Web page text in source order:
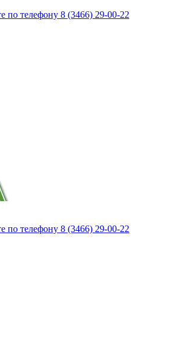
по телефону 8 (3466) 29-00-22
по телефону 8 (3466) 29-00-22